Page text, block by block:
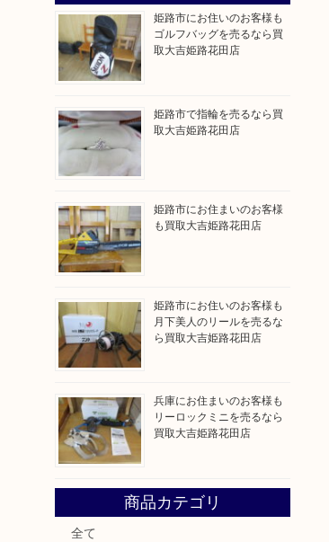
姫路市にお住いのお客様も
ゴルフバッグを売るなら買
取大吉姫路花田店
姫路市で指輪を売るなら買
取大吉姫路花田店
姫路市にお住まいのお客様
も買取大吉姫路花田店
姫路市にお住いのお客様も
月下美人のリールを売るな
ら買取大吉姫路花田店
兵庫にお住まいのお客様も
リーロックミニを売るなら
買取大吉姫路花田店
商品カテゴリ
全て